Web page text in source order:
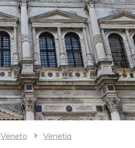
Veneto Venetia